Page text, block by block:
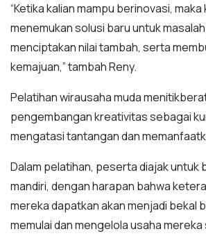
“Ketika kalian mampu berinovasi,
menemukan solusi baru untuk
menciptakan nilai tambah, serta
kemajuan,” tambah Reny.
Pelatihan wirausaha muda
pengembangan kreativitas sebagai
mengatasi tantangan dan
Dalam pelatihan, peserta diajak untuk
mandiri, dengan harapan bahwa
mereka dapatkan akan menjadi bekal
memulai dan mengelola usaha mereka